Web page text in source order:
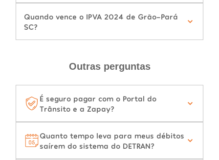
Quando vence o IPVA 2024 de Grão-Pará
SC?
Outras perguntas
É seguro pagar com o Portal do
Trânsito e a Zapay?
Quanto tempo leva para meus débitos
saírem do sistema do DETRAN?